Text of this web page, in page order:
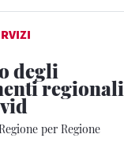
degli
regionali
per Regione